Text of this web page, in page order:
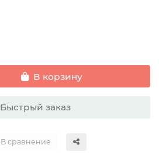
В корзину
Быстрый заказ
В сравнение